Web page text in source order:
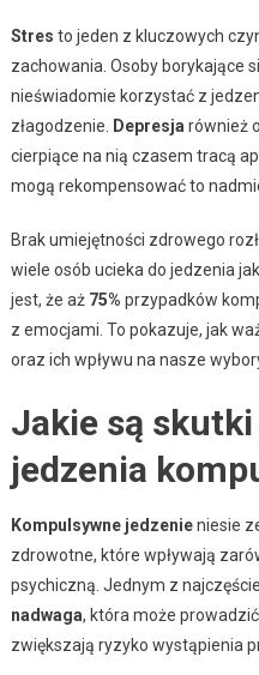
Stres to jeden z kluczowych
zachowania. Osoby borykające
nieświadomie korzystać z
złagodzenie.
Depresja również
cierpiące na nią czasem tracą
mogą rekompensować to
Brak umiejętności zdrowego
wiele osób ucieka do jedzenia
jest, że aż 75% przypadków
z emocjami. To pokazuje, jak
oraz ich wpływu na nasze
Jakie są
jedzenia
Kompulsywne jedzenieniesie
zdrowotne, które wpływają
psychiczną. Jednym z
nadwaga, która może
zwiększają ryzyko wystąpienia